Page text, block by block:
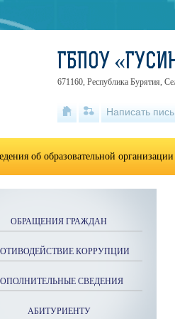
ОБРАЩЕНИЯ ГРАЖДАН
КОРРУПЦИИ
СВЕДЕНИЯ
АБИТУРИЕНТУ
ГБПОУ
671160, Республика Бурятия,
Написать
об образовательной организации